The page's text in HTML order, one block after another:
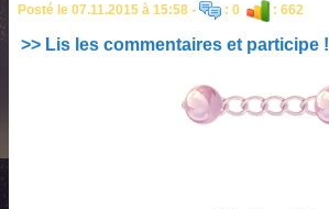
Posté le 07.11.2015 à 15:58 - : 0 : 662
>> Lis les commentaires et participe !